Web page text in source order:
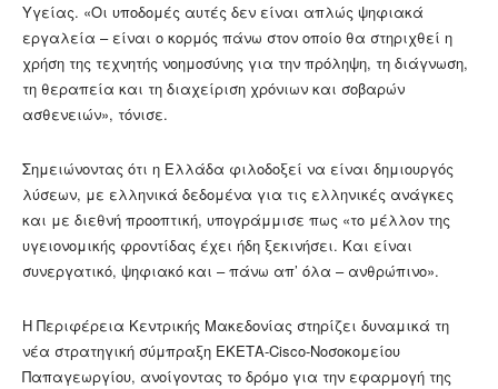
Υγείας. «Οι υποδομές αυτές δεν είναι απλώς ψηφιακά
εργαλεία – είναι ο κορμός πάνω στον οποίο θα στηριχθεί η
χρήση της τεχνητής νοημοσύνης για την πρόληψη, τη διάγνωση,
τη θεραπεία και τη διαχείριση χρόνιων και σοβαρών
ασθενειών», τόνισε.
Σημειώνοντας ότι η Ελλάδα φιλοδοξεί να είναι δημιουργός
λύσεων, με ελληνικά δεδομένα για τις ελληνικές ανάγκες
και με διεθνή προοπτική, υπογράμμισε πως «το μέλλον της
υγειονομικής φροντίδας έχει ήδη ξεκινήσει. Και είναι
συνεργατικό, ψηφιακό και – πάνω απ’ όλα – ανθρώπινο».
Η Περιφέρεια Κεντρικής Μακεδονίας στηρίζει δυναμικά τη
νέα στρατηγική σύμπραξη ΕΚΕΤΑ-Cisco-Νοσοκομείου
Παπαγεωργίου, ανοίγοντας το δρόμο για την εφαρμογή της